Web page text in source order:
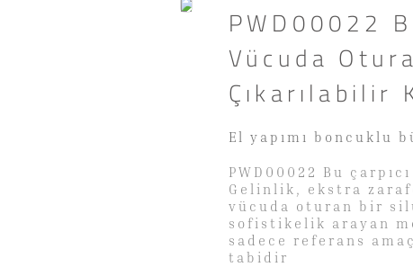
PWD00022
Vücuda
Çıkarılabilir
El yapımı boncuklu
PWD00022 Bu
Gelinlik, ekstra
vücuda oturan bir
sofistikelik arayan
sadece referans
tabidir